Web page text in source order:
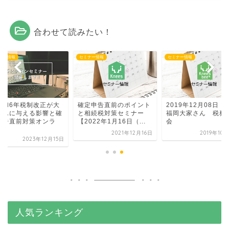
合わせて読みたい！
ー情報
6年税制改正が大
んに与える影響と確
告直前対策オンラ
2023年12月15日
セミナー情報
確定申告直前のポイント
と相続税対策セミナー
【2022年1月16日（...
2021年12月16日
セミナー情報
2019年12月08日（
福岡大家さん 税務
会
2019年10
人気ランキング